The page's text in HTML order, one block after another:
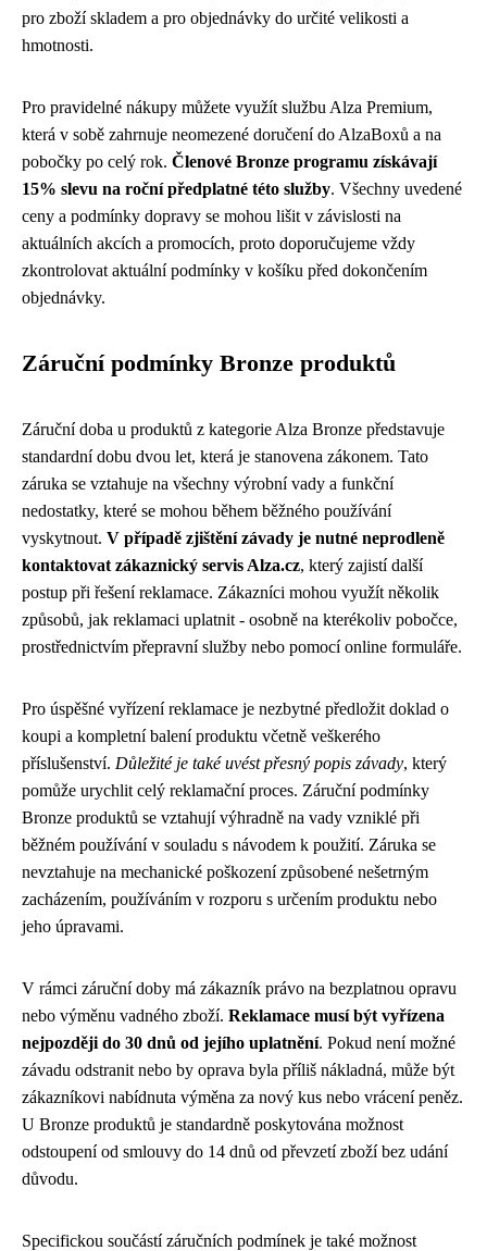
pro zboží skladem a pro objednávky do určité velikosti a
hmotnosti.
Pro pravidelné nákupy můžete využít službu Alza Premium,
která v sobě zahrnuje neomezené doručení do AlzaBoxů a na
pobočky po celý rok. Členové Bronze programu získávají
15% slevu na roční předplatné této služby. Všechny uvedené
ceny a podmínky dopravy se mohou lišit v závislosti na
aktuálních akcích a promocích, proto doporučujeme vždy
zkontrolovat aktuální podmínky v košíku před dokončením
objednávky.
Záruční podmínky Bronze produktů
Záruční doba u produktů z kategorie Alza Bronze představuje
standardní dobu dvou let, která je stanovena zákonem. Tato
záruka se vztahuje na všechny výrobní vady a funkční
nedostatky, které se mohou během běžného používání
vyskytnout. V případě zjištění závady je nutné neprodleně
kontaktovat zákaznický servis Alza.cz, který zajistí další
postup při řešení reklamace. Zákazníci mohou využít několik
způsobů, jak reklamaci uplatnit - osobně na kterékoliv pobočce,
prostřednictvím přepravní služby nebo pomocí online formuláře.
Pro úspěšné vyřízení reklamace je nezbytné předložit doklad o
koupi a kompletní balení produktu včetně veškerého
příslušenství. Důležité je také uvést přesný popis závady, který
pomůže urychlit celý reklamační proces. Záruční podmínky
Bronze produktů se vztahují výhradně na vady vzniklé při
běžném používání v souladu s návodem k použití. Záruka se
nevztahuje na mechanické poškození způsobené nešetrným
zacházením, používáním v rozporu s určením produktu nebo
jeho úpravami.
V rámci záruční doby má zákazník právo na bezplatnou opravu
nebo výměnu vadného zboží. Reklamace musí být vyřízena
nejpozději do 30 dnů od jejího uplatnění. Pokud není možné
závadu odstranit nebo by oprava byla příliš nákladná, může být
zákazníkovi nabídnuta výměna za nový kus nebo vrácení peněz.
U Bronze produktů je standardně poskytována možnost
odstoupení od smlouvy do 14 dnů od převzetí zboží bez udání
důvodu.
Specifickou součástí záručních podmínek je také možnost